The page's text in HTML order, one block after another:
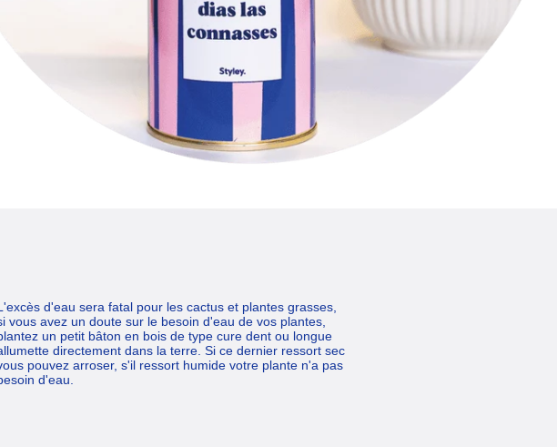
d'eau sera fatal pour les cactus et plantes grasses,
vous avez un doute sur le besoin d'eau de vos plantes,
un petit bâton en bois de type cure dent ou longue
directement dans la terre. Si ce dernier ressort sec
pouvez arroser, s'il ressort humide votre plante n'a pas
d'eau.